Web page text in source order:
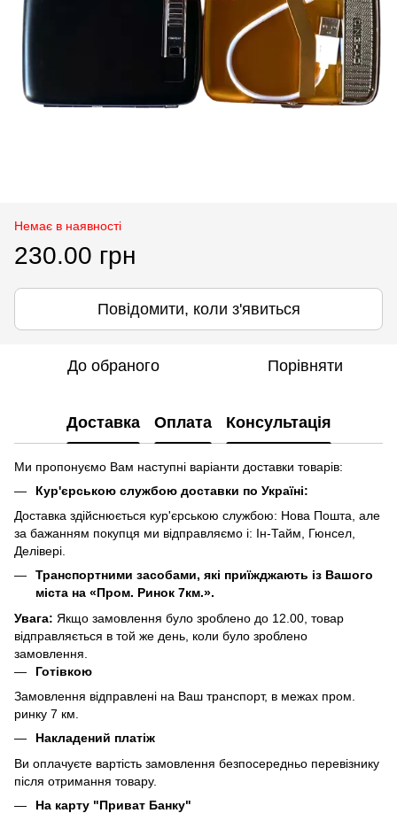
Немає в наявності
230.00 грн
Повідомити, коли з'явиться
До обраного Порівняти
Доставка Оплата Консультація
Ми пропонуємо Вам наступні варіанти доставки товарів:
Кур'єрською службою доставки по Україні:
Доставка здійснюється кур'єрською службою: Нова Пошта, але
за бажанням покупця ми відправляємо і: Ін-Тайм, Гюнсел,
Делівері.
Транспортними засобами, які приїжджають із Вашого
міста на «Пром. Ринок 7км.».
Увага: Якщо замовлення було зроблено до 12.00, товар
відправляється в той же день, коли було зроблено
замовлення.
Готівкою
Замовлення відправлені на Ваш транспорт, в межах пром.
ринку 7 км.
Накладений платіж
Ви оплачуєте вартість замовлення безпосередньо перевізнику
після отримання товару.
На карту "Приват Банку"